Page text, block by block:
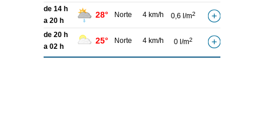
de 14 h
a 20 h
28° Norte 4 km/h 0,6 l/m2
de 20 h
a 02 h
25° Norte 4 km/h 0 l/m2